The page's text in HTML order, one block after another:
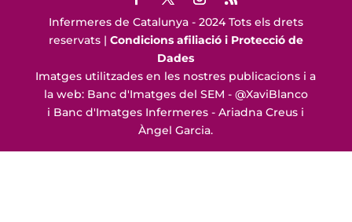
Infermeres de Catalunya - 2024 Tots els drets
reservats | Condicions afiliació i Protecció de
Dades
Imatges utilitzades en les nostres publicacions i a
la web: Banc d'Imatges del SEM - @XaviBlanco
i Banc d'Imatges Infermeres - Ariadna Creus i
Àngel Garcia.